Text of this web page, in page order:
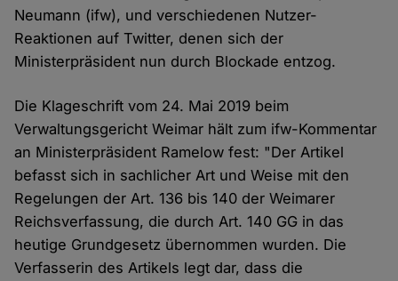
Neumann (ifw), und verschiedenen Nutzer-
Reaktionen auf Twitter, denen sich der
Ministerpräsident nun durch Blockade entzog.
Die Klageschrift vom 24. Mai 2019 beim
Verwaltungsgericht Weimar hält zum ifw-Kommentar
an Ministerpräsident Ramelow fest: "Der Artikel
befasst sich in sachlicher Art und Weise mit den
Regelungen der Art. 136 bis 140 der Weimarer
Reichsverfassung, die durch Art. 140 GG in das
heutige Grundgesetz übernommen wurden. Die
Verfasserin des Artikels legt dar, dass die